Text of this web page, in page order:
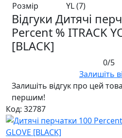
Розмір
YL (7)
Відгуки Дитячі
Percent % ITRACK
[BLACK]
0/5
Залишіть
Залишіть відгук про цей
першим!
Код: 32787